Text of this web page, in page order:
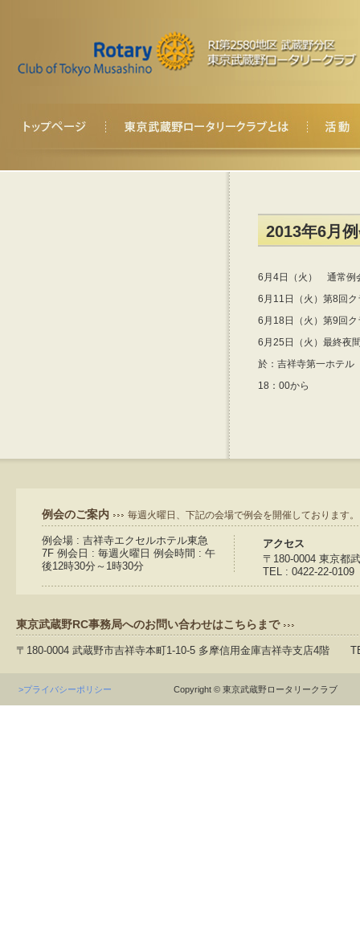
2013年6月
6月4日（火） 通常例
6月11日（火）第8回ク
6月18日（火）第9回ク
6月25日（火）最終夜
於：吉祥寺第一ホテル
18：00から
例会のご案内 毎週火曜日、下記の会場で例会を開催しております。
例会場 : 吉祥寺エクセルホテル東急
7F 例会日 : 毎週火曜日 例会時間 : 午
後12時30分～1時30分
アクセス
〒180-0004 東京都
TEL : 0422-22-
東京武蔵野RC事務局へのお問い合わせはこちらまで
〒180-0004 武蔵野市吉祥寺本町1-10-5 多摩信用金庫吉祥寺支店4
>プライバシーポリシー Copyright © 東京武蔵野ロータリークラブ